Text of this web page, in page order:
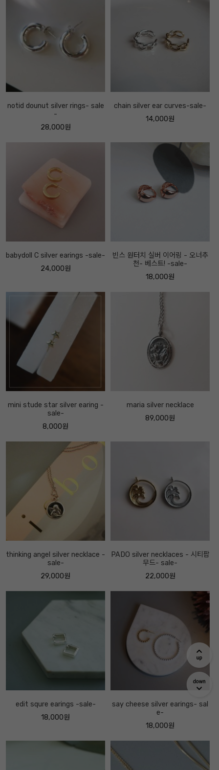
notid dounut silver rings- sale
-
28,000원
chain silver ear curves-sale-
14,000원
babydoll C silver earings -sale-
24,000원
빈스 원터치 실버 이어링 - 오너추
천- 베스트! -sale-
18,000원
mini stude star silver earing -
sale-
8,000원
maria silver necklace
89,000원
thinking angel silver necklace -
sale-
29,000원
PADO silver necklaces - 시티팝
무드- sale-
22,000원
edit squre earings -sale-
18,000원
say cheese silver earings- sal
e-
18,000원